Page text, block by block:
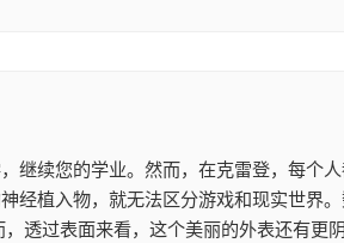
继续您的学业。然而，在克雷登，每
经植入物，就无法区分游戏和现实世界
透过表面来看，这个美丽的外表还有更